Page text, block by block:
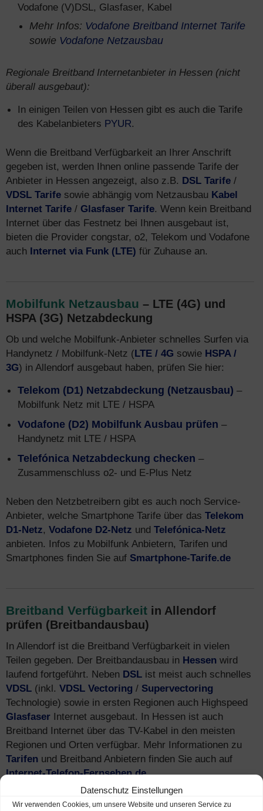
Datenschutz Einstellungen
Wir verwenden Cookies, um unsere Website und unseren Service zu
Vodafone (V)DSL, Glasfaser, Kabel
Mehr Infos: Vodafone Breitband Internet Tarife
sowie Vodafone Netzausbau
Regionale Breitband Internetanbieter in Hessen (nicht
überall ausgebaut):
In einigen Teilen von Hessen gibt es auch die Tarife
des Kabelanbieters PYUR.
Wenn die Breitband Verfügbarkeit an Ihrer Anschrift
gegeben ist, werden Ihnen online passende Tarife der
Anbieter in Hessen angezeigt, also z.B. DSL Tarife /
VDSL Tarife sowie abhängig vom Netzausbau Kabel
Internet Tarife / Glasfaser Tarife. Wenn kein Breitband
Internet über das Festnetz bei Ihnen ausgebaut ist,
bieten die Provider congstar, o2, Telekom und Vodafone
auch Internet via Funk (LTE) für Zuhause an.
Mobilfunk Netzausbau – LTE (4G) und
HSPA (3G) Netzabdeckung
Ob und welche Mobilfunk-Anbieter schnelles Surfen via
Handynetz / Mobilfunk-Netz (LTE / 4G sowie HSPA /
3G) in Allendorf ausgebaut haben, prüfen Sie hier:
Telekom (D1) Netzabdeckung (Netzausbau) –
Mobilfunk Netz mit LTE / HSPA
Vodafone (D2) Mobilfunk Ausbau prüfen –
Handynetz mit LTE / HSPA
Telefónica Netzabdeckung checken –
Zusammenschluss o2- und E-Plus Netz
Neben den Netzbetreibern gibt es auch noch Service-
Anbieter, welche Smartphone Tarife über das Telekom
D1-Netz, Vodafone D2-Netz und Telefónica-Netz
anbieten. Infos zu Mobilfunk Anbietern, Tarifen und
Smartphones finden Sie auf Smartphone-Tarife.de
Breitband Verfügbarkeit in Allendorf
prüfen (Breitbandausbau)
In Allendorf ist die Breitband Verfügbarkeit in vielen
Teilen gegeben. Der Breitbandausbau in Hessen wird
laufend fortgeführt. Neben DSL ist meist auch schnelles
VDSL (inkl. VDSL Vectoring / Supervectoring
Technologie) sowie in ersten Regionen auch Highspeed
Glasfaser Internet ausgebaut. In Hessen ist auch
Breitband Internet über das TV-Kabel in den meisten
Regionen und Orten verfügbar. Mehr Informationen zu
Tarifen und Breitband Anbietern finden Sie auch auf
Internet-Telefon-Fernsehen.de.
Neben Internet über das Festnetz werden auch über das